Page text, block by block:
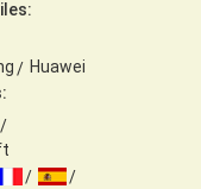
Huawei